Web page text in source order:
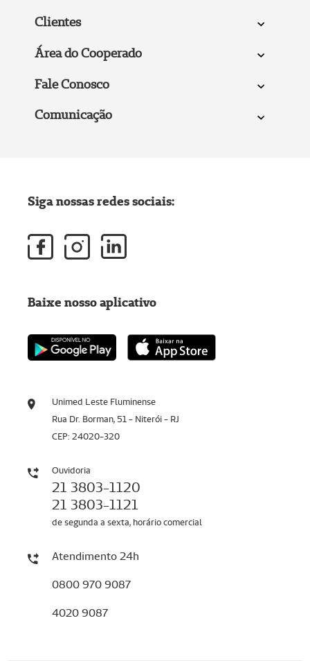
Clientes
Área do Cooperado
Fale Conosco
Comunicação
Unimed Leste Fluminense
Rua Dr. Borman, 51 - Niterói - RJ
CEP: 24020-320
Ouvidoria
21 3803-1120
21 3803-1121
de segunda a sexta, horário comercial
Atendimento 24h
0800 970 9087
4020 9087
Siga nossas redes sociais:
Baixe nosso aplicativo